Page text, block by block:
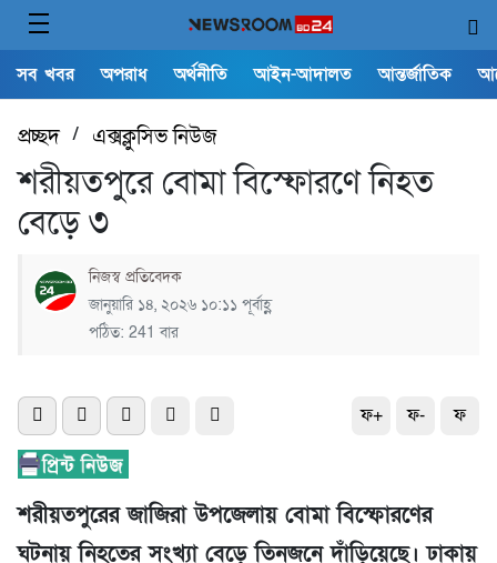
সব খবর অপরাধ অর্থনীতি আইন-আদালত আন্তর্জাতিক
প্রচ্ছদ/ এক্সক্লুসিভ নিউজ
শরীয়তপুরে বোমা বিস্ফোরণে নিহত
বেড়ে ৩
নিজস্ব প্রতিবেদক
জানুয়ারি ১৪, ২০২৬ ১০:১১ পূর্বাহ্ণ
পঠিত: 241 বার
ফ+ ফ- ফ
শরীয়তপুরের জাজিরা উপজেলায় বোমা বিস্ফোরণের
ঘটনায় নিহতের সংখ্যা বেড়ে তিনজনে দাঁড়িয়েছে। ঢাকায়